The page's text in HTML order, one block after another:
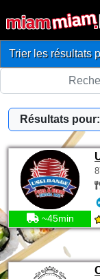
Résultats pour:
~45min